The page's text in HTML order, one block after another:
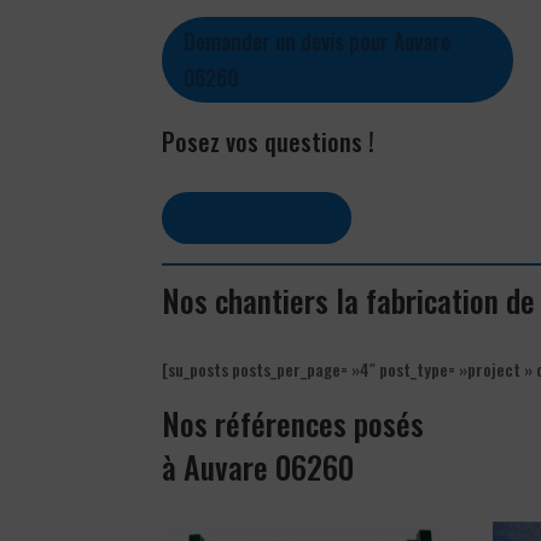
Posez vos questions !
Nos chantiers la fabrication
[su_posts posts_per_page= »4″ post_type= »project
Nos références posés
à Auvare 06260